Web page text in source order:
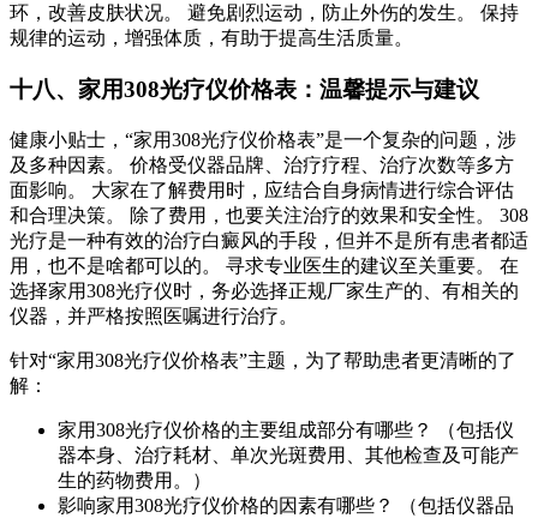
环，改善皮肤状况。 避免剧烈运动，防止外伤的发生。 保持
规律的运动，增强体质，有助于提高生活质量。
十八、家用308光疗仪价格表：温馨提示与建议
健康小贴士，“家用308光疗仪价格表”是一个复杂的问题，涉
及多种因素。 价格受仪器品牌、治疗疗程、治疗次数等多方
面影响。 大家在了解费用时，应结合自身病情进行综合评估
和合理决策。 除了费用，也要关注治疗的效果和安全性。 308
光疗是一种有效的治疗白癜风的手段，但并不是所有患者都适
用，也不是啥都可以的。 寻求专业医生的建议至关重要。 在
选择家用308光疗仪时，务必选择正规厂家生产的、有相关的
仪器，并严格按照医嘱进行治疗。
针对“家用308光疗仪价格表”主题，为了帮助患者更清晰的了
解：
家用308光疗仪价格的主要组成部分有哪些？ （包括仪
器本身、治疗耗材、单次光斑费用、其他检查及可能产
生的药物费用。）
影响家用308光疗仪价格的因素有哪些？ （包括仪器品